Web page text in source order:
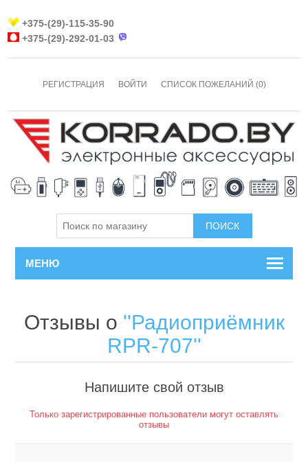
+375-(29)-115-35-90
+375-(29)-292-01-03
РЕГИСТРАЦИЯ ВОЙТИ СПИСОК ПОЖЕЛАНИЙ (0)
МЕНЮ
Отзывы о
Радиоприёмник
RPR-707
Напишите свой отзыв
Только зарегистрированные пользователи могут оставлять
отзывы